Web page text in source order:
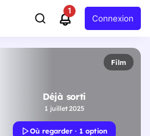
1
Connexion
Film
Déjà sorti
1 juillet 2025
Où regarder · 1 option